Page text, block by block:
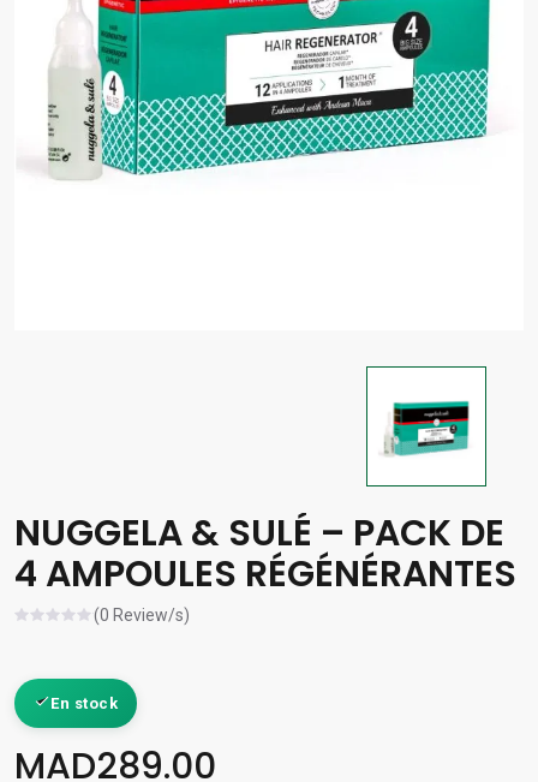
NUGGELA & SULÉ – PACK DE
4 AMPOULES RÉGÉNÉRANTES
(0 Review/s)
En stock
MAD289.00